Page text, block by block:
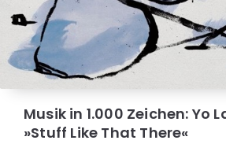
Musik in 1.000 Zeichen: Yo
»Stuff Like That There«